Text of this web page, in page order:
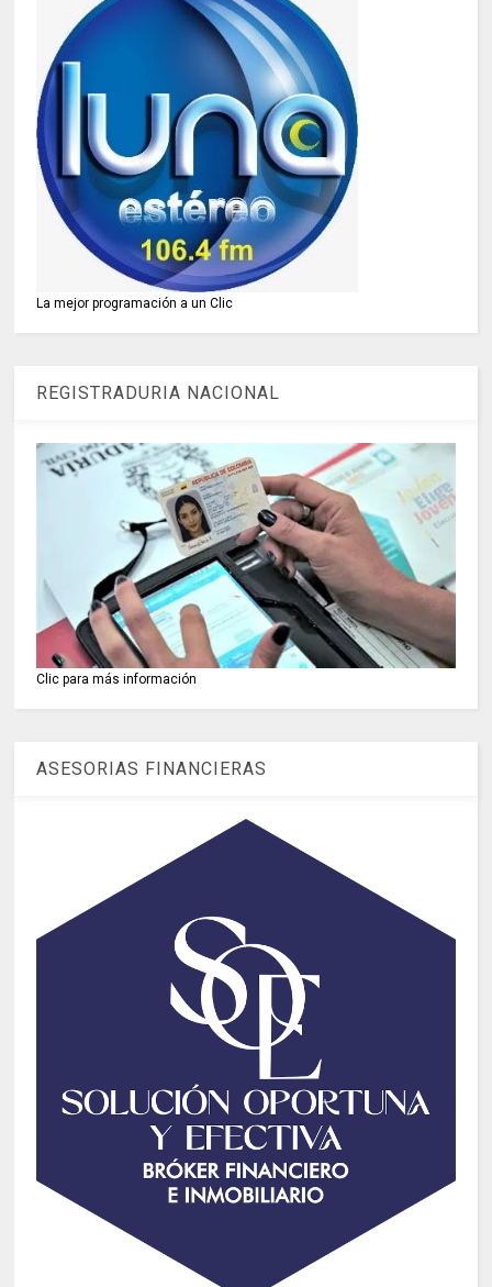
La mejor programación a un Clic
REGISTRADURIA NACIONAL
Clic para más información
ASESORIAS FINANCIERAS